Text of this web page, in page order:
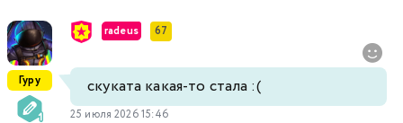
Гуру
radeus 67
скуката какая-то стала :(
25 июля 2026 15:46